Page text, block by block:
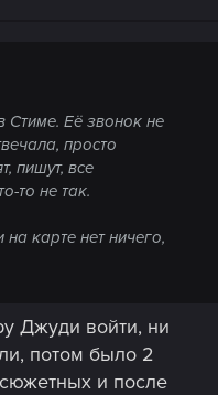
Стиме. Её звонок не
просто
пишут, все
то не так.
на карте нет ничего,
Джуди войти, ни
потом было 2
и после